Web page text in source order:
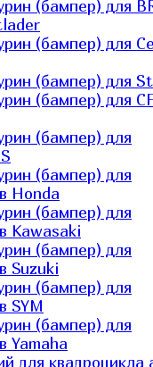
(бампер) для
(бампер) для
(бампер) для
(бампер) для
(бампер) для
(бампер) для
Honda
(бампер) для
Kawasaki
(бампер) для
Suzuki
(бампер) для
SYM
(бампер) для
Yamaha
для квадроцикла